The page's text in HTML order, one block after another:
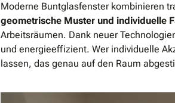
Moderne Buntglasfenster kombinieren
geometrische Muster und individuelle
Arbeitsräumen. Dank neuer
und energieeffizient. Wer individuelle
lassen, das genau auf den Raum